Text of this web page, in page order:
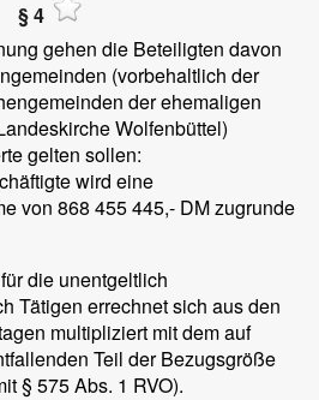
§ 4
gehen die Beteiligten davon
(vorbehaltlich der
der ehemaligen
Wolfenbüttel)
gelten sollen:
wird eine
von 868 455 445,- DM zugrunde
die unentgeltlich
Tätigen errechnet sich aus den
multipliziert mit dem auf
Teil der Bezugsgröße
§ 575 Abs. 1 RVO).